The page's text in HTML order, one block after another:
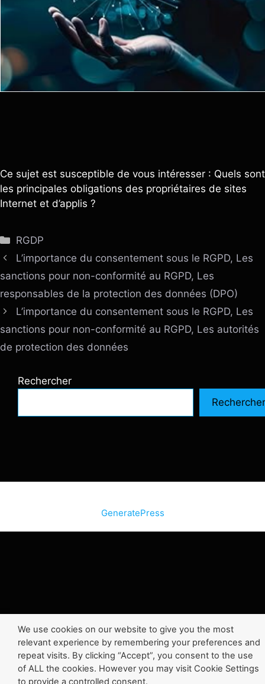
Ce sujet est susceptible de vous intéresser : Quels sont
les principales obligations des propriétaires de sites
Internet et d’applis ?
Catégories
RGDP
L’importance du consentement sous le RGPD, Les
sanctions pour non-conformité au RGPD, Les
responsables de la protection des données (DPO)
L’importance du consentement sous le RGPD, Les
sanctions pour non-conformité au RGPD, Les autorités
de protection des données
Rechercher
Rechercher
GeneratePress
We use cookies on our website to give you the most
relevant experience by remembering your preferences and
repeat visits. By clicking “Accept”, you consent to the use
of ALL the cookies. However you may visit Cookie Settings
to provide a controlled consent.